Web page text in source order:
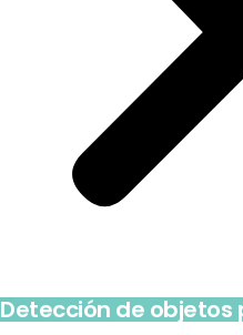
Detección de objetos